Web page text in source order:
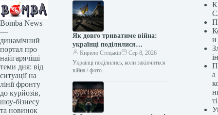
Bomba News
—
динамічний
портал про
найгарячіші
теми дня: від
ситуації на
лінії фронту
до курйозів,
шоу-бізнесу
та новинок
Як довго триватиме війна:
українці поділилися
прогнозами
Кирило Стецьків
Сер 8, 2026
Українці поділились, коли закінчиться
війна / фото
Менш ніж чверть українців вважають,
що війна з Росією може завершитись
цього…
и
а
ті